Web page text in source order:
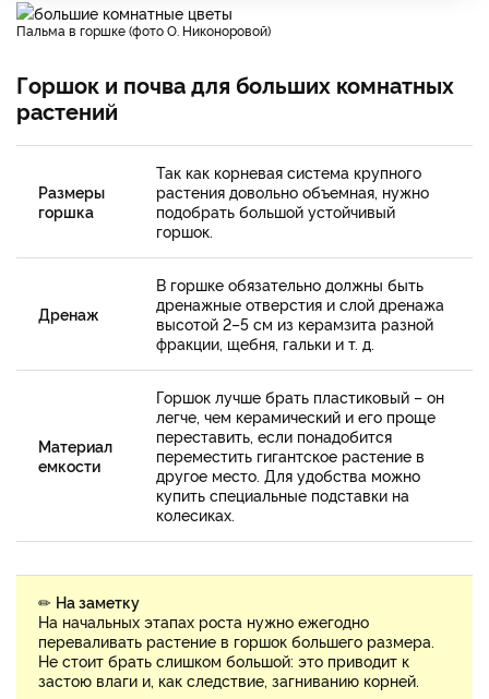
Пальма в горшке (фото О. Никоноровой)
Горшок и почва для больших комнатных
растений
Размеры
горшка
Так как корневая система крупного
растения довольно объемная, нужно
подобрать большой устойчивый
горшок.
Дренаж
В горшке обязательно должны быть
дренажные отверстия и слой дренажа
высотой 2–5 см из керамзита разной
фракции, щебня, гальки и т. д.
Материал
емкости
Горшок лучше брать пластиковый – он
легче, чем керамический и его проще
переставить, если понадобится
переместить гигантское растение в
другое место. Для удобства можно
купить специальные подставки на
колесиках.
✏ На заметку
На начальных этапах роста нужно ежегодно
переваливать растение в горшок большего размера.
Не стоит брать слишком большой: это приводит к
застою влаги и, как следствие, загниванию корней.